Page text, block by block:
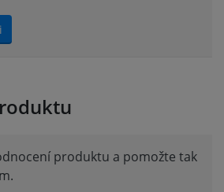
produktu a pomožte tak